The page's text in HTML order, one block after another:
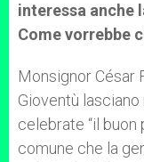
interessa anche
Come vorrebbe
Monsignor César
Gioventù
celebrate “il buon
comune che la